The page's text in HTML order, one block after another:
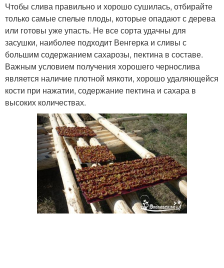
Чтобы слива правильно и хорошо сушилась, отбирайте
только самые спелые плоды, которые опадают с дерева
или готовы уже упасть. Не все сорта удачны для
засушки, наиболее подходит Венгерка и сливы с
большим содержанием сахарозы, пектина в составе.
Важным условием получения хорошего чернослива
является наличие плотной мякоти, хорошо удаляющейся
кости при нажатии, содержание пектина и сахара в
высоких количествах.